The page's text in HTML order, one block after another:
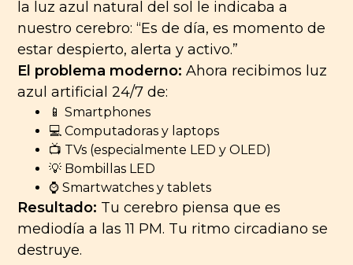
la luz azul natural del sol le indicaba a
nuestro cerebro: “Es de día, es momento de
estar despierto, alerta y activo.”
El problema moderno: Ahora recibimos luz
azul artificial 24/7 de:
📱 Smartphones
💻 Computadoras y laptops
📺 TVs (especialmente LED y OLED)
💡 Bombillas LED
⌚ Smartwatches y tablets
Resultado: Tu cerebro piensa que es
mediodía a las 11 PM. Tu ritmo circadiano se
destruye.